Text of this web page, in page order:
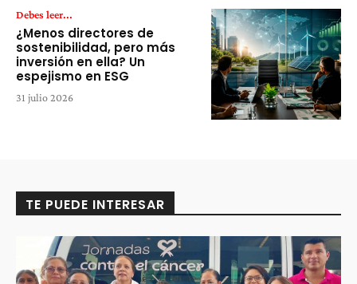
Debes leer...
¿Menos directores de
sostenibilidad, pero más
inversión en ella? Un
espejismo en ESG
31 julio 2026
TE PUEDE INTERESAR